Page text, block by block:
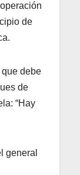
de
debe
de
“Hay
general